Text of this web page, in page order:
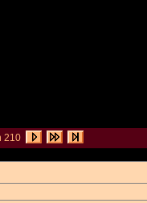
210